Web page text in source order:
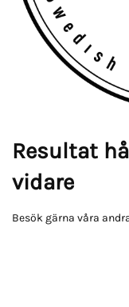
Resultat
vidare
Besök gärna våra